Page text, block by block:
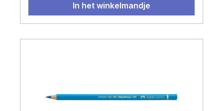
In het winkelmandje